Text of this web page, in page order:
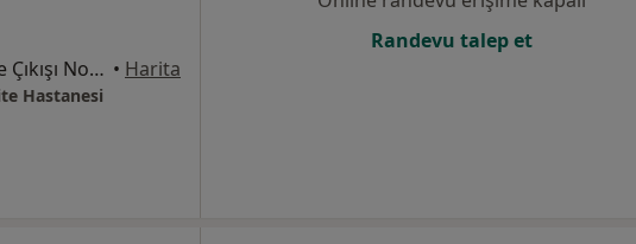
Tem Avrupa Otoyolu Göztepe Çıkışı No: 1Bağcılar, İstanbul • Harita
Hastanesi
Randevu talep et